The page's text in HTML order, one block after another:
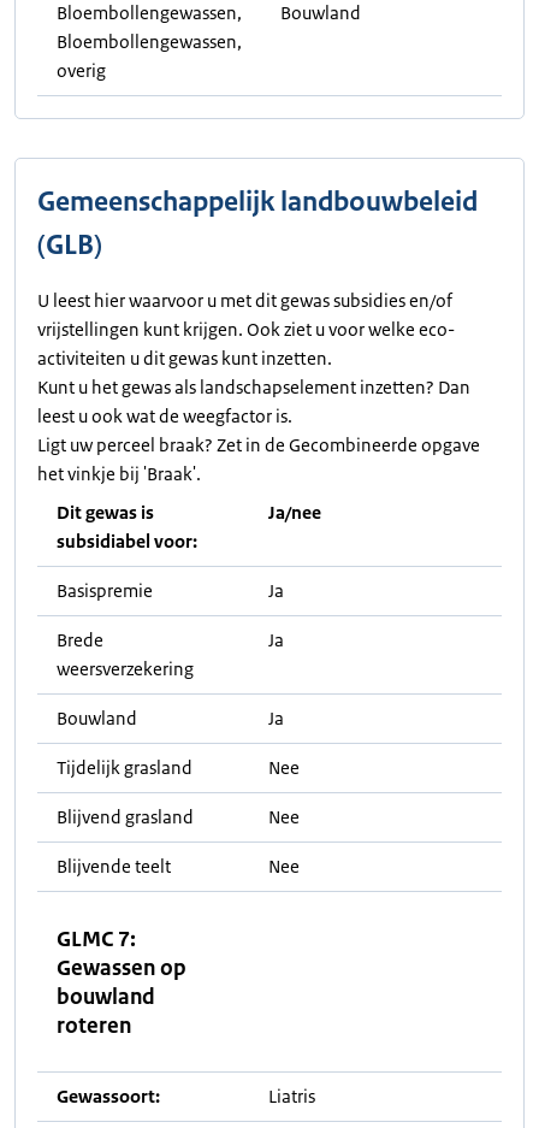
Bloembollengewassen,
Bloembollengewassen,
overig
Bouwland
Gemeenschappelijk landbouwbeleid
(GLB)
U leest hier waarvoor u met dit gewas subsidies en/of
vrijstellingen kunt krijgen. Ook ziet u voor welke eco-
activiteiten u dit gewas kunt inzetten.
Kunt u het gewas als landschapselement inzetten? Dan
leest u ook wat de weegfactor is.
Ligt uw perceel braak? Zet in de Gecombineerde opgave
het vinkje bij 'Braak'.
Dit gewas is
subsidiabel voor:
Ja/nee
Basispremie Ja
Brede
weersverzekering
Ja
Bouwland Ja
Tijdelijk grasland Nee
Blijvend grasland Nee
Blijvende teelt Nee
GLMC 7:
Gewassen op
bouwland
roteren
Gewassoort: Liatris